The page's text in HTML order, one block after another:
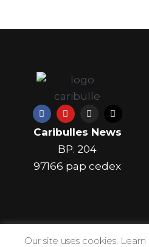
F
a
c
e
o
k
Y
o
u
t
u
b
e
I
n
s
a
g
r
a
X
-
w
t
e
Caribulles News
BP. 204
97166 pap cedex
Our site uses cookies.